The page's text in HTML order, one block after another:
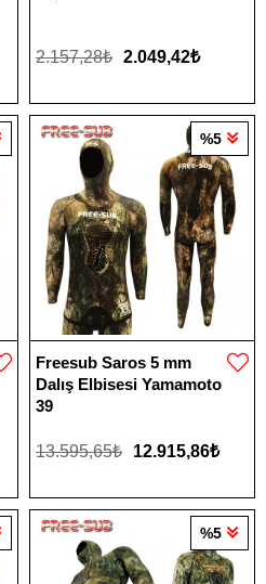
2.049,42₺
2.157,28₺
Freesub Saros 5 mm
Dalış Elbisesi Yamamoto
39
12.915,86₺
13.595,65₺
%5
%5